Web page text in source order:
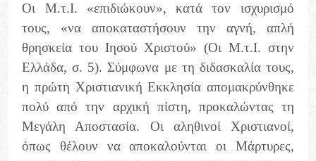
Οι Μ.τ.Ι. «επιδιώκουν», κατά τον ισχυρισμό
τους, «να αποκαταστήσουν την αγνή, απλή
θρησκεία του Ιησού Χριστού» (Οι Μ.τ.Ι. στην
Ελλάδα, σ. 5). Σύμφωνα με τη διδασκαλία τους,
η πρώτη Χριστιανική Εκκλησία απομακρύνθηκε
πολύ από την αρχική πίστη, προκαλώντας τη
Μεγάλη Αποστασία. Οι αληθινοί Χριστιανοί,
όπως θέλουν να αποκαλούνται οι Μάρτυρες,